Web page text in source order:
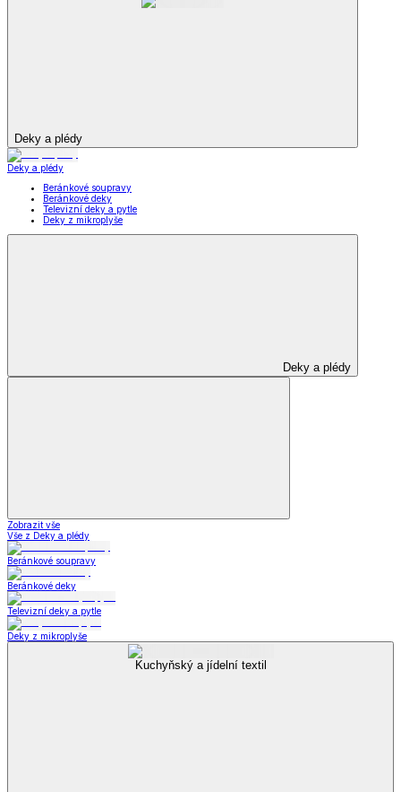
Deky a plédy
Deky a plédy
Beránkové soupravy
Beránkové deky
Televizní deky a pytle
Deky z mikroplyše
Deky a plédy
Zobrazit vše
Vše z Deky a plédy
Beránkové soupravy
Beránkové deky
Televizní deky a pytle
Deky z mikroplyše
Kuchyňský a jídelní textil